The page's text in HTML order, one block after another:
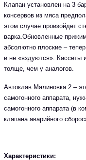
Клапан установлен на 3
консервов из мяса
этом случае произойдет
варка.Обновленные
абсолютно плоские –
и не «вздуются». Кассеты
толще, чем у аналогов.
Автоклав Малиновка 2 –
самогонного аппарата,
самогонного аппарата (в
клапана аварийного
Характеристики: